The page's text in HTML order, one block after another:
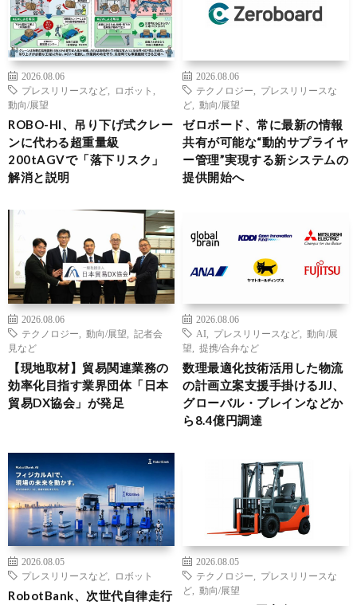
2026.08.06
プレスリリースなど
ロボット
動向/展望
ROBO-HI、吊り下げ式クレー
ンに代わる超重量級
200tAGVで「落下リスク」
解消と説明
2026.08.06
テクノロジー
プレスリリースな
ど
動向/展望
ゼロボード、常に最新の情報
共有が可能な“動的サプライヤ
ー管理”実現する新システムの
提供開始へ
2026.08.06
テクノロジー
動向/展望
記者会
見など
【現地取材】貿易関連業務の
効率化目指す業界団体「日本
貿易DX協会」が発足
2026.08.06
AI
プレスリリースなど
動向/展
望
提携/合弁など
数理最適化技術活用した物流
の計画立案支援手掛けるJIJ、
グローバル・ブレインなどか
ら8.4億円調達
2026.08.05
プレスリリースなど
ロボット
RobotBank、次世代自律走行
2026.08.05
テクノロジー
プレスリリースな
ど
動向/展望